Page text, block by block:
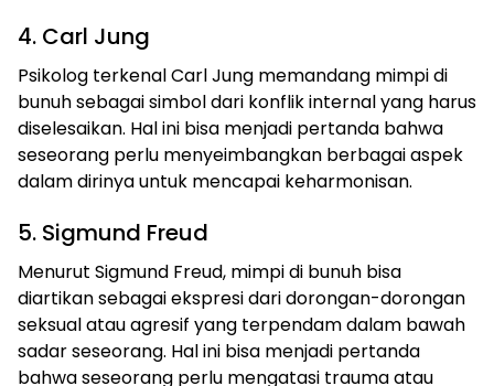
4. Carl Jung
Psikolog terkenal Carl Jung memandang mimpi di
bunuh sebagai simbol dari konflik internal yang harus
diselesaikan. Hal ini bisa menjadi pertanda bahwa
seseorang perlu menyeimbangkan berbagai aspek
dalam dirinya untuk mencapai keharmonisan.
5. Sigmund Freud
Menurut Sigmund Freud, mimpi di bunuh bisa
diartikan sebagai ekspresi dari dorongan-dorongan
seksual atau agresif yang terpendam dalam bawah
sadar seseorang. Hal ini bisa menjadi pertanda
bahwa seseorang perlu mengatasi trauma atau